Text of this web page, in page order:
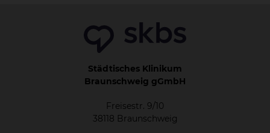
Städtisches Klinikum
Braunschweig gGmbH
Freisestr. 9/10
38118 Braunschweig